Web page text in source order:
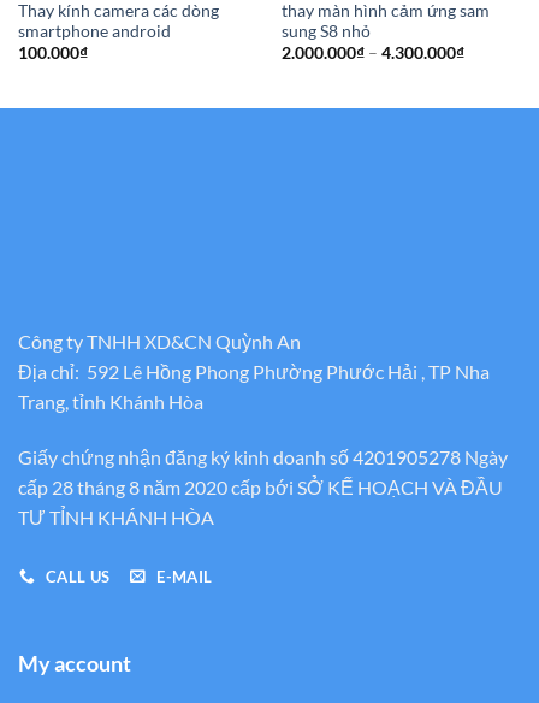
Thay kính camera các dòng
smartphone android
100.000₫
thay màn hình cảm ứng sam
sung S8 nhỏ
2.000.000₫ – 4.300.000₫Khoảng
đến
Công ty TNHH XD&CN Quỳnh An
Địa chỉ: 592 Lê Hồng Phong Phường Phước Hải , TP Nha
Trang, tỉnh Khánh Hòa
Giấy chứng nhận đăng ký kinh doanh số 4201905278 Ngày
cấp 28 tháng 8 năm 2020 cấp bới SỞ KẾ HOẠCH VÀ ĐẦU
TƯ TỈNH KHÁNH HÒA
CALL US E-MAIL
My account